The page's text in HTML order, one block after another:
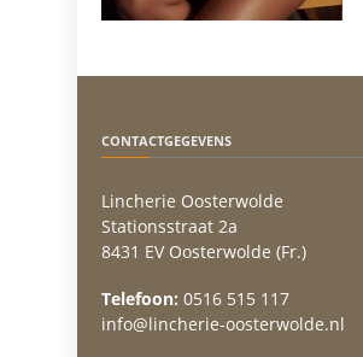
CONTACTGEGEVENS
Lincherie Oosterwolde
Stationsstraat 2a
8431 EV Oosterwolde (Fr.)
Telefoon: 0516 515 117
info@lincherie-oosterwolde.nl